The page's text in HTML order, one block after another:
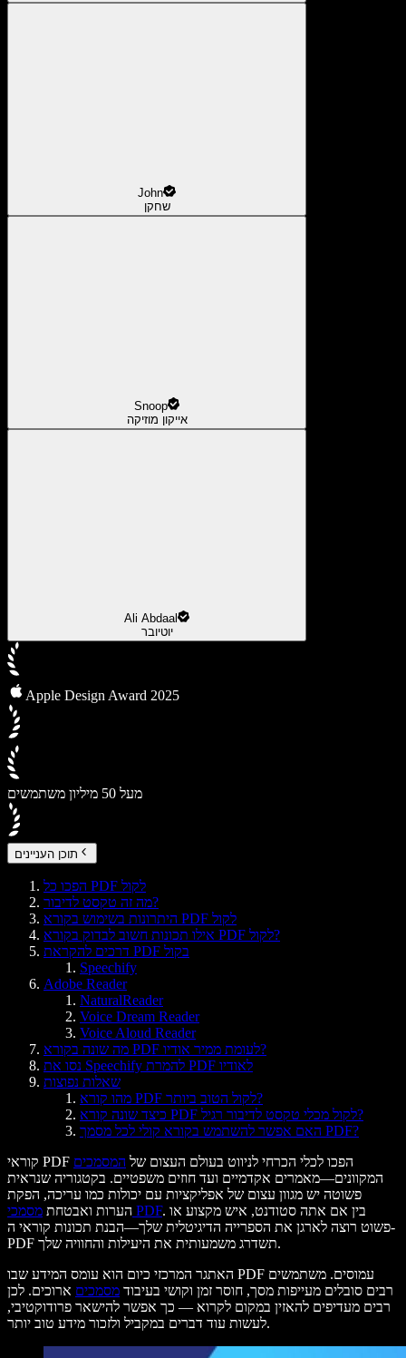
John
שחקן
Snoop
אייקון מוזיקה
Ali Abdaal
יוטיובר
Apple Design Award 2025
מעל 50 מיליון משתמשים
תוכן העניינים
הפכו כל PDF לקול
מה זה טקסט לדיבור?
היתרונות בשימוש בקורא PDF לקול
אילו תכונות חשוב לבדוק בקורא PDF לקול?
דרכים להקראת PDF בקול
Speechify
Adobe Reader
NaturalReader
Voice Dream Reader
Voice Aloud Reader
מה שונה בקורא PDF לעומת ממיר אודיו?
נסו את Speechify להמרת PDF לאודיו
שאלות נפוצות
מהו קורא PDF לקול הטוב ביותר?
כיצד שונה קורא PDF לקול מכלי טקסט לדיבור רגיל?
האם אפשר להשתמש בקורא קולי לכל מסמך PDF?
קוראי PDF הפכו לכלי הכרחי לניווט בעולם העצום של המסמכים
המקוונים—מאמרים אקדמיים ועד חוזים משפטיים. בקטגוריה שנראית
פשוטה יש מגוון עצום של אפליקציות עם יכולות כמו עריכה, הפקת
הערות ואבטחת מסמכי PDF. בין אם אתה סטודנט, איש מקצוע או
פשוט רוצה לארגן את הספרייה הדיגיטלית שלך—הבנת תכונות קוראי ה-
PDF תשדרג משמעותית את היעילות והחוויה שלך.
האתגר המרכזי כיום הוא עומס המידע שבו PDF עמוסים. משתמשים
רבים סובלים מעייפות מסך, חוסר זמן וקושי בעיבוד מסמכים ארוכים. לכן
רבים מעדיפים להאזין במקום לקרוא — כך אפשר להישאר פרודוקטיבי,
לעשות עוד דברים במקביל ולזכור מידע טוב יותר.